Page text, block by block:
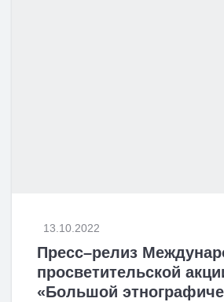
13.10.2022
Пресс–релиз
просветительской
«Большой